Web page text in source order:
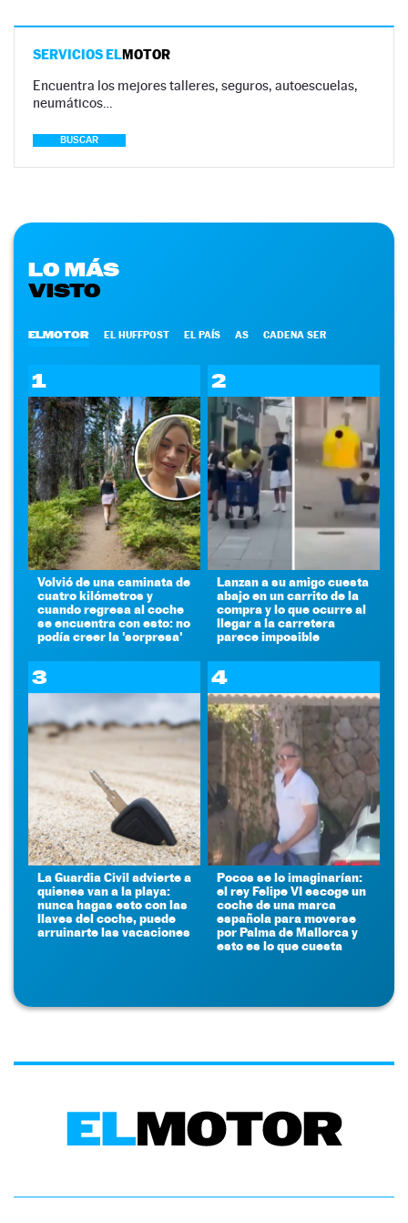
SERVICIOS ELMOTOR
Encuentra los mejores talleres, seguros, autoescuelas,
neumáticos…
BUSCAR
LO MÁS
VISTO
ELMOTOR EL HUFFPOST EL PAÍS AS CADENA SER
1
Volvió de una caminata de
cuatro kilómetros y
cuando regresa al coche
se encuentra con esto: no
podía creer la 'sorpresa'
2
Lanzan a su amigo cuesta
abajo en un carrito de la
compra y lo que ocurre al
llegar a la carretera
parece imposible
3
La Guardia Civil advierte a
quienes van a la playa:
nunca hagas esto con las
llaves del coche, puede
arruinarte las vacaciones
4
Pocos se lo imaginarían:
el rey Felipe VI escoge un
coche de una marca
española para moverse
por Palma de Mallorca y
esto es lo que cuesta